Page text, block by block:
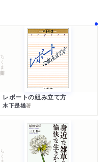
ちくま学芸文庫
レポートの組み立て方
木下是雄著
ちくま文庫